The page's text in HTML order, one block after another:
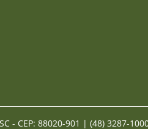
- CEP: 88020-901 | (48) 3287-